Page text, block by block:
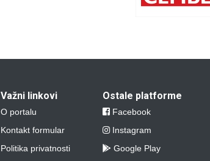
Važni linkovi
O portalu
Kontakt formular
Politika privatnosti
Ostale platforme
Facebook
Instagram
Google Play